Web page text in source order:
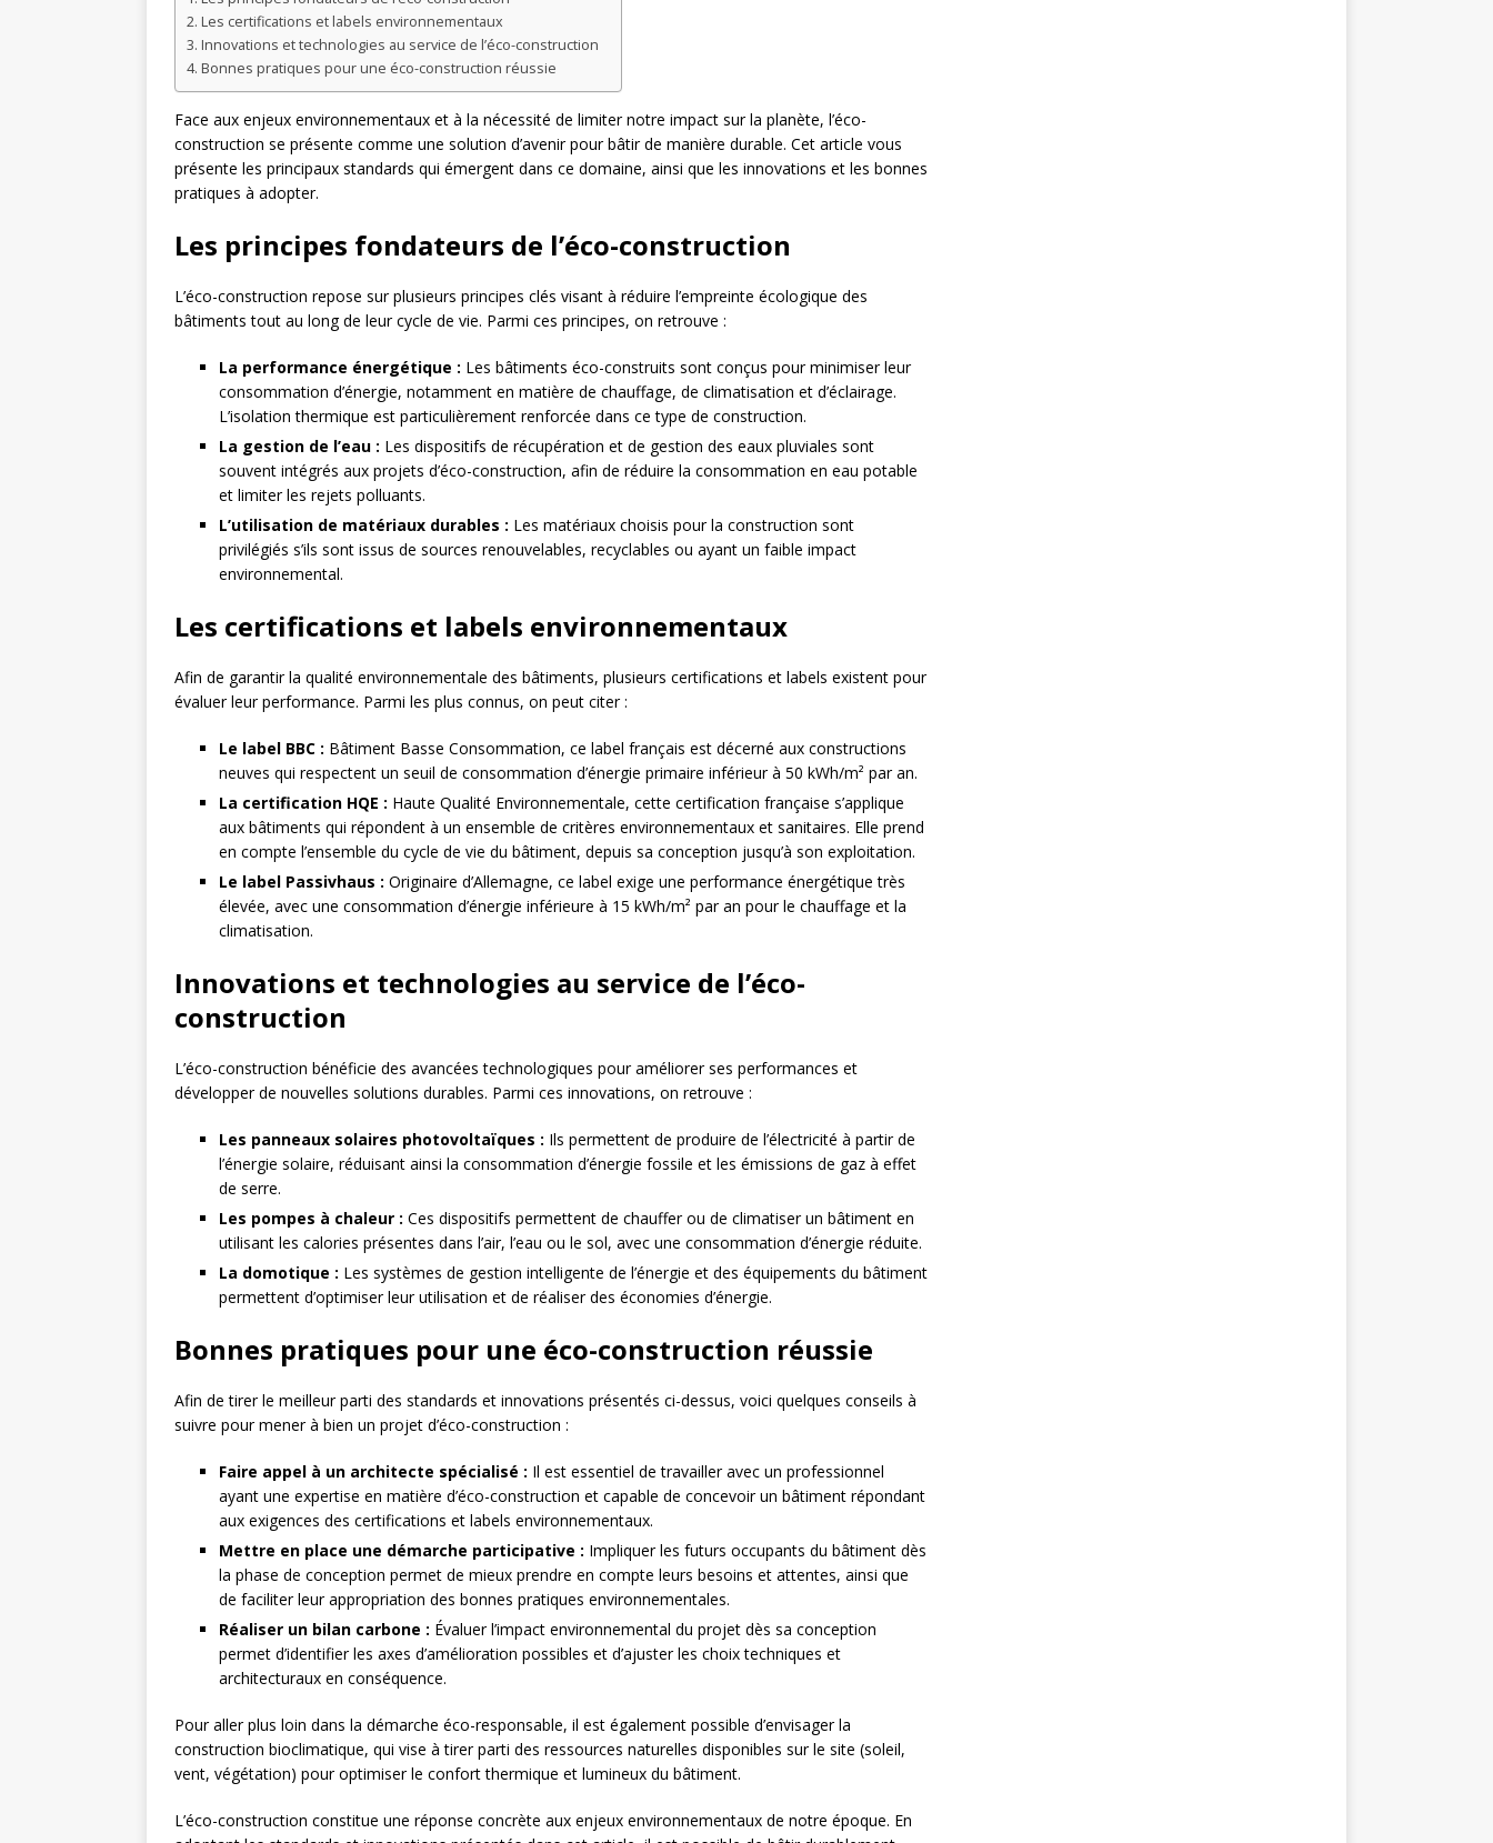
Les certifications et labels environnementaux
Innovations et technologies au service de l’éco-construction
Bonnes pratiques pour une éco-construction réussie
Face aux enjeux environnementaux et à la nécessité de limiter notre impact sur la planète, l’éco-
construction se présente comme une solution d’avenir pour bâtir de manière durable. Cet article vous
présente les principaux standards qui émergent dans ce domaine, ainsi que les innovations et les bonnes
pratiques à adopter.
Les principes fondateurs de l’éco-construction
L’éco-construction repose sur plusieurs principes clés visant à réduire l’empreinte écologique des
bâtiments tout au long de leur cycle de vie. Parmi ces principes, on retrouve :
La performance énergétique : Les bâtiments éco-construits sont conçus pour minimiser leur
consommation d’énergie, notamment en matière de chauffage, de climatisation et d’éclairage.
L’isolation thermique est particulièrement renforcée dans ce type de construction.
La gestion de l’eau : Les dispositifs de récupération et de gestion des eaux pluviales sont
souvent intégrés aux projets d’éco-construction, afin de réduire la consommation en eau potable
et limiter les rejets polluants.
L’utilisation de matériaux durables : Les matériaux choisis pour la construction sont
privilégiés s’ils sont issus de sources renouvelables, recyclables ou ayant un faible impact
environnemental.
Les certifications et labels environnementaux
Afin de garantir la qualité environnementale des bâtiments, plusieurs certifications et labels existent pour
évaluer leur performance. Parmi les plus connus, on peut citer :
Le label BBC : Bâtiment Basse Consommation, ce label français est décerné aux constructions
neuves qui respectent un seuil de consommation d’énergie primaire inférieur à 50 kWh/m² par an.
La certification HQE : Haute Qualité Environnementale, cette certification française s’applique
aux bâtiments qui répondent à un ensemble de critères environnementaux et sanitaires. Elle prend
en compte l’ensemble du cycle de vie du bâtiment, depuis sa conception jusqu’à son exploitation.
Le label Passivhaus : Originaire d’Allemagne, ce label exige une performance énergétique très
élevée, avec une consommation d’énergie inférieure à 15 kWh/m² par an pour le chauffage et la
climatisation.
Innovations et technologies au service de l’éco-
construction
L’éco-construction bénéficie des avancées technologiques pour améliorer ses performances et
développer de nouvelles solutions durables. Parmi ces innovations, on retrouve :
Les panneaux solaires photovoltaïques : Ils permettent de produire de l’électricité à partir de
l’énergie solaire, réduisant ainsi la consommation d’énergie fossile et les émissions de gaz à effet
de serre.
Les pompes à chaleur : Ces dispositifs permettent de chauffer ou de climatiser un bâtiment en
utilisant les calories présentes dans l’air, l’eau ou le sol, avec une consommation d’énergie réduite.
La domotique : Les systèmes de gestion intelligente de l’énergie et des équipements du bâtiment
permettent d’optimiser leur utilisation et de réaliser des économies d’énergie.
Bonnes pratiques pour une éco-construction réussie
Afin de tirer le meilleur parti des standards et innovations présentés ci-dessus, voici quelques conseils à
suivre pour mener à bien un projet d’éco-construction :
Faire appel à un architecte spécialisé : Il est essentiel de travailler avec un professionnel
ayant une expertise en matière d’éco-construction et capable de concevoir un bâtiment répondant
aux exigences des certifications et labels environnementaux.
Mettre en place une démarche participative : Impliquer les futurs occupants du bâtiment dès
la phase de conception permet de mieux prendre en compte leurs besoins et attentes, ainsi que
de faciliter leur appropriation des bonnes pratiques environnementales.
Réaliser un bilan carbone : Évaluer l’impact environnemental du projet dès sa conception
permet d’identifier les axes d’amélioration possibles et d’ajuster les choix techniques et
architecturaux en conséquence.
Pour aller plus loin dans la démarche éco-responsable, il est également possible d’envisager la
construction bioclimatique, qui vise à tirer parti des ressources naturelles disponibles sur le site (soleil,
vent, végétation) pour optimiser le confort thermique et lumineux du bâtiment.
L’éco-construction constitue une réponse concrète aux enjeux environnementaux de notre époque. En